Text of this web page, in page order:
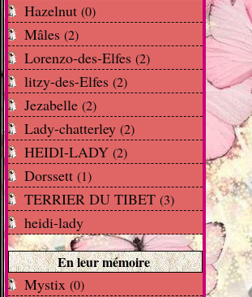
Hazelnut (0)
Mâles (2)
Lorenzo-des-Elfes (2)
litzy-des-Elfes (2)
Jezabelle (2)
Lady-chatterley (2)
HEIDI-LADY (2)
Dorssett (1)
TERRIER DU TIBET (3)
heidi-lady
En leur mémoire
Mystix (0)